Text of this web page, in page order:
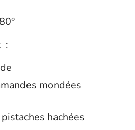
:
mondées
hachées